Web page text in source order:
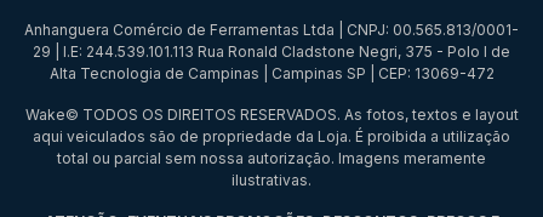
Anhanguera Comércio de Ferramentas Ltda | CNPJ: 00.565.813/0001-
29 | I.E: 244.539.101.113 Rua Ronald Cladstone Negri, 375 - Polo I de
Alta Tecnologia de Campinas | Campinas SP | CEP: 13069-472
Wake© TODOS OS DIREITOS RESERVADOS. As fotos, textos e layout
aqui veiculados são de propriedade da Loja. É proibida a utilização
total ou parcial sem nossa autorização. Imagens meramente
ilustrativas.